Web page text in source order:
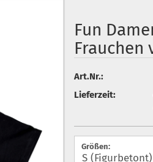
Konto erstellen
Passwort
Fun
Frauchen
Art.Nr.:
Lieferzeit:
Größen: